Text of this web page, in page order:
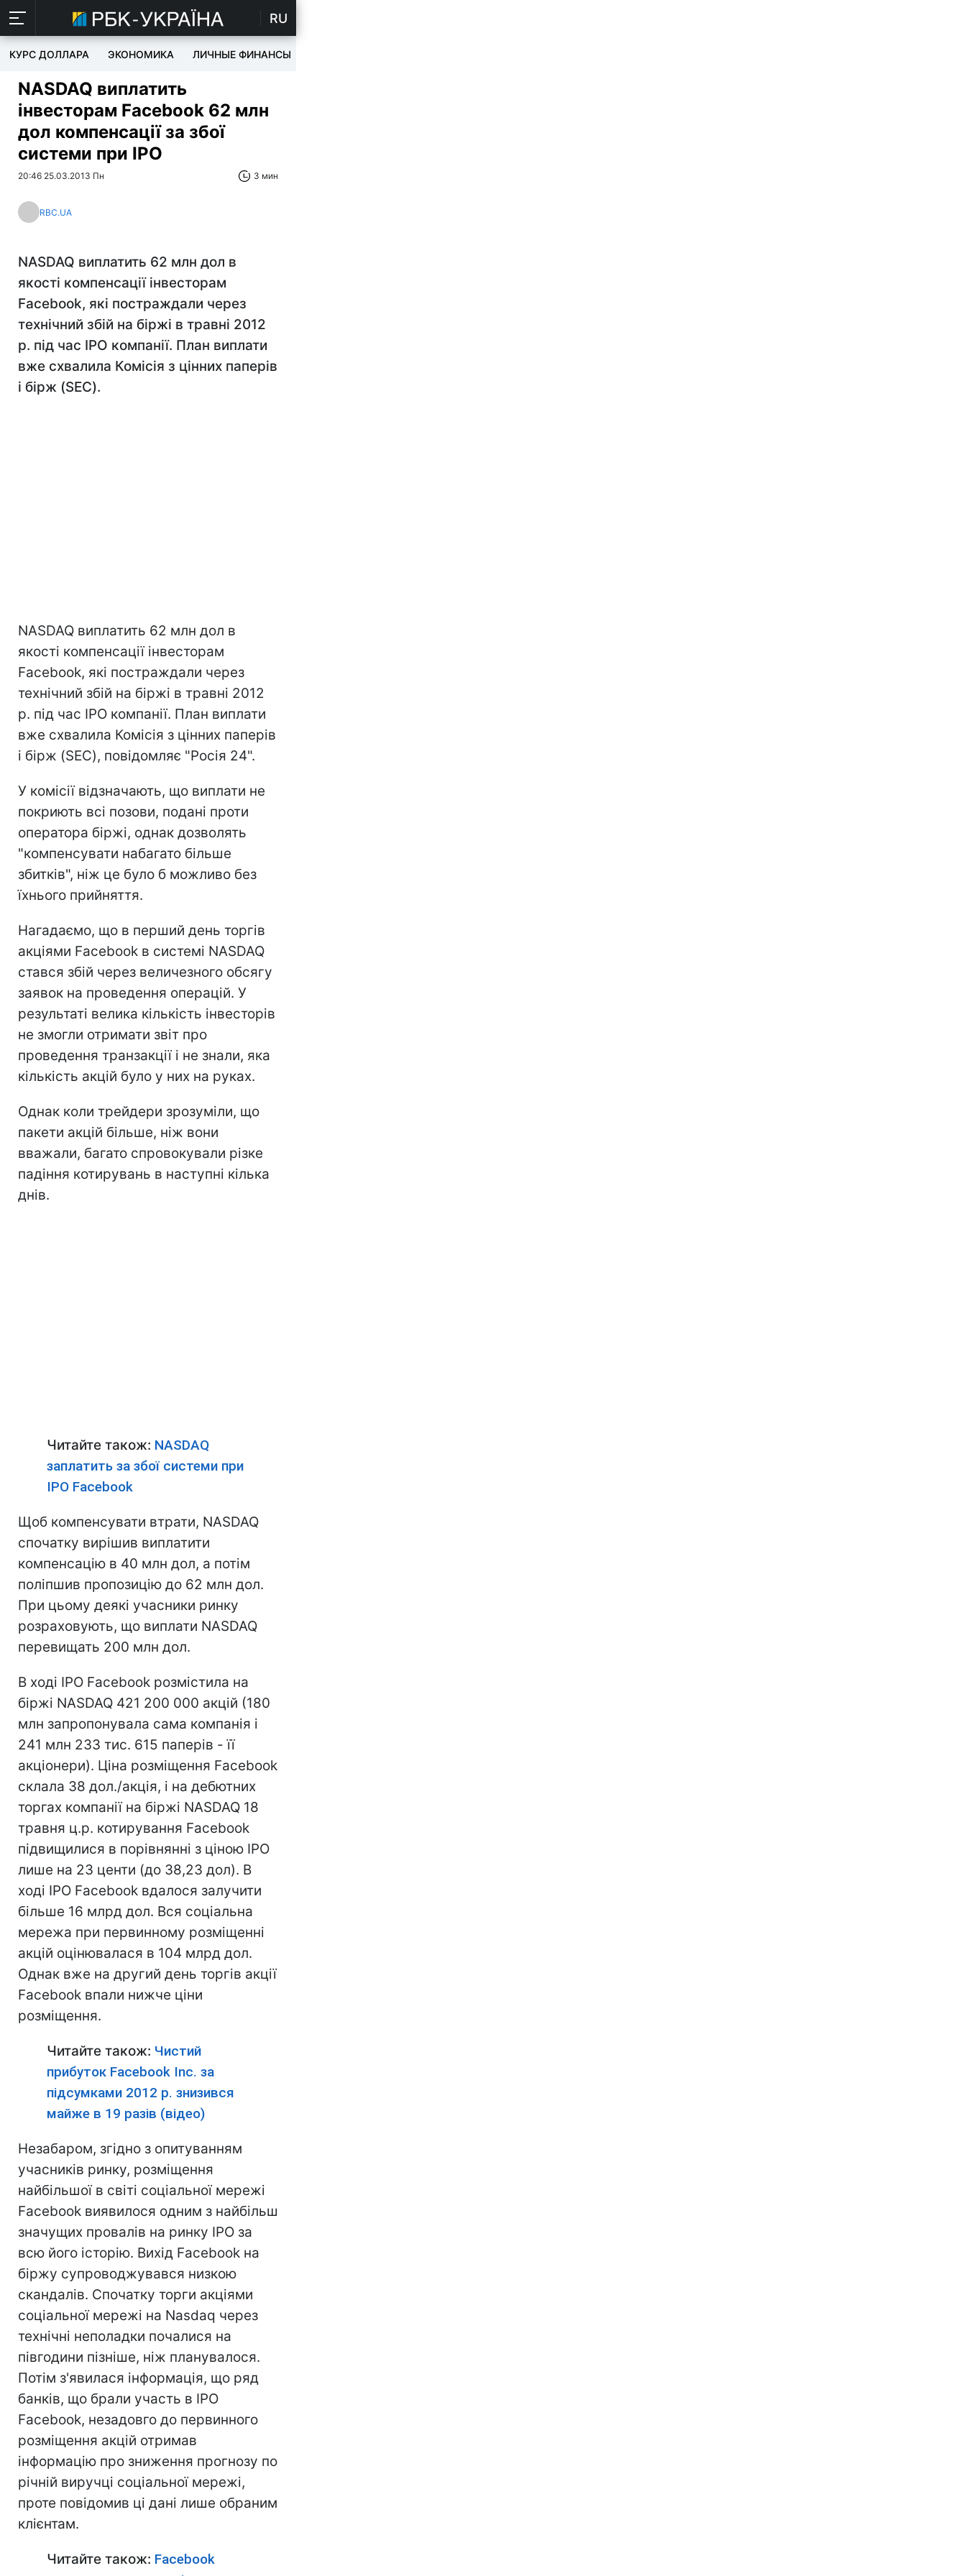
RU
КУРС ДОЛЛАРА ЭКОНОМИКА ЛИЧНЫЕ ФИНАНСЫ
NASDAQ виплатить
інвесторам Facebook 62 млн
дол компенсації за збої
системи при IPO
20:46 25.03.2013 Пн 3 мин
RBC.UA
NASDAQ виплатить 62 млн дол в
якості компенсації інвесторам
Facebook, які постраждали через
технічний збій на біржі в травні 2012
р. під час IPO компанії. План виплати
вже схвалила Комісія з цінних паперів
і бірж (SEC).
NASDAQ виплатить 62 млн дол в
якості компенсації інвесторам
Facebook, які постраждали через
технічний збій на біржі в травні 2012
р. під час IPO компанії. План виплати
вже схвалила Комісія з цінних паперів
і бірж (SEC), повідомляє "Росія 24".
У комісії відзначають, що виплати не
покриють всі позови, подані проти
оператора біржі, однак дозволять
"компенсувати набагато більше
збитків", ніж це було б можливо без
їхнього прийняття.
Нагадаємо, що в перший день торгів
акціями Facebook в системі NASDAQ
стався збій через величезного обсягу
заявок на проведення операцій. У
результаті велика кількість інвесторів
не змогли отримати звіт про
проведення транзакції і не знали, яка
кількість акцій було у них на руках.
Однак коли трейдери зрозуміли, що
пакети акцій більше, ніж вони
вважали, багато спровокували різке
падіння котирувань в наступні кілька
днів.
Читайте також: NASDAQ
заплатить за збої системи при
IPO Facebook
Щоб компенсувати втрати, NASDAQ
спочатку вирішив виплатити
компенсацію в 40 млн дол, а потім
поліпшив пропозицію до 62 млн дол.
При цьому деякі учасники ринку
розраховують, що виплати NASDAQ
перевищать 200 млн дол.
В ході IPO Facebook розмістила на
біржі NASDAQ 421 200 000 акцій (180
млн запропонувала сама компанія і
241 млн 233 тис. 615 паперів - її
акціонери). Ціна розміщення Facebook
склала 38 дол./акція, і на дебютних
торгах компанії на біржі NASDAQ 18
травня ц.р. котирування Facebook
підвищилися в порівнянні з ціною IPO
лише на 23 центи (до 38,23 дол). В
ході IPO Facebook вдалося залучити
більше 16 млрд дол. Вся соціальна
мережа при первинному розміщенні
акцій оцінювалася в 104 млрд дол.
Однак вже на другий день торгів акції
Facebook впали нижче ціни
розміщення.
Читайте також: Чистий
прибуток Facebook Inc. за
підсумками 2012 р. знизився
майже в 19 разів (відео)
Незабаром, згідно з опитуванням
учасників ринку, розміщення
найбільшої в світі соціальної мережі
Facebook виявилося одним з найбільш
значущих провалів на ринку IPO за
всю його історію. Вихід Facebook на
біржу супроводжувався низкою
скандалів. Спочатку торги акціями
соціальної мережі на Nasdaq через
технічні неполадки почалися на
півгодини пізніше, ніж планувалося.
Потім з'явилася інформація, що ряд
банків, що брали участь в IPO
Facebook, незадовго до первинного
розміщення акцій отримав
інформацію про зниження прогнозу по
річній виручці соціальної мережі,
проте повідомив ці дані лише обраним
клієнтам.
Читайте також: Facebook